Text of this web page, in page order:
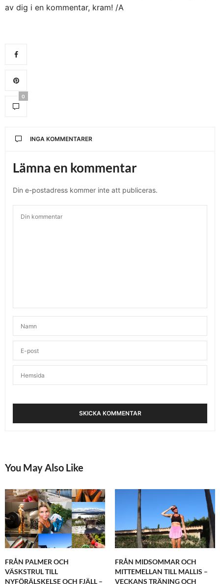
av dig i en kommentar, kram! /A
0
INGA KOMMENTARER
Lämna en kommentar
Din e-postadress kommer inte att publiceras.
You May Also Like
FRÅN PALMER OCH
VÄSKSTRUL TILL
NYFÖRÄLSKELSE OCH FJÄLL –
FRÅN MIDSOMMAR OCH
MITTEMELLAN TILL MALLIS –
VECKANS TRÄNING OCH